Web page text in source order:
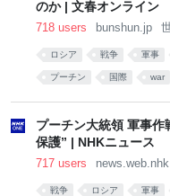
のか | 文春オンライン
718 users bunshun.jp
ロシア 戦争 軍事
プーチン 国際 war
プーチン大統領 軍事
保護” | NHKニュース
717 users news.web.nhk
戦争 ロシア 軍事